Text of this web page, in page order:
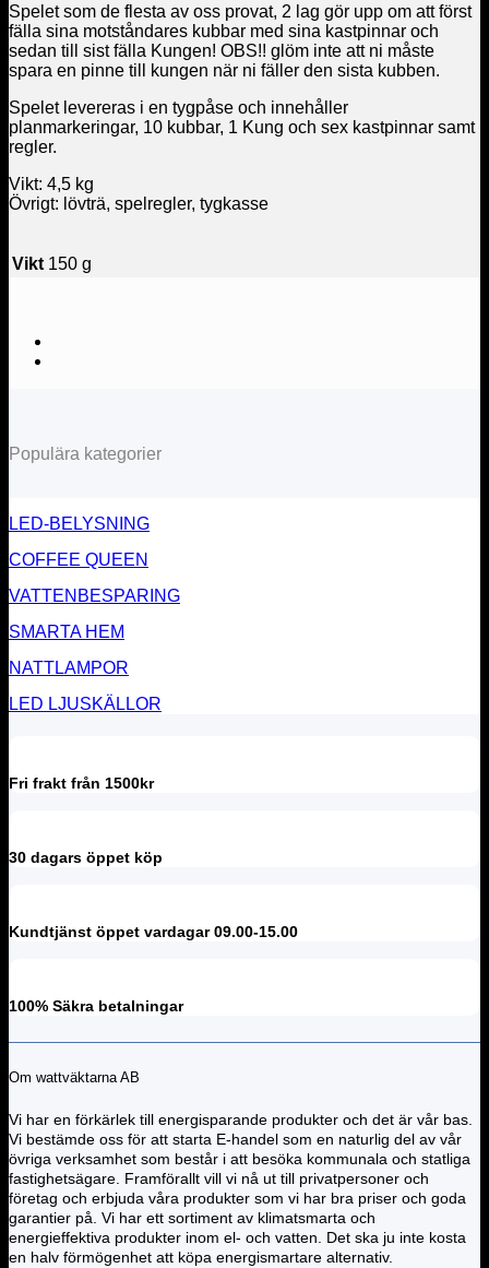
Spelet som de flesta av oss provat, 2 lag gör upp om att först
fälla sina motståndares kubbar med sina kastpinnar och
sedan till sist fälla Kungen! OBS!! glöm inte att ni måste
spara en pinne till kungen när ni fäller den sista kubben.
Spelet levereras i en tygpåse och innehåller
planmarkeringar, 10 kubbar, 1 Kung och sex kastpinnar samt
regler.
Vikt: 4,5 kg
Övrigt: lövträ, spelregler, tygkasse
Vikt 150 g
Populära kategorier
LED-BELYSNING
COFFEE QUEEN
VATTENBESPARING
SMARTA HEM
NATTLAMPOR
LED LJUSKÄLLOR
Fri frakt från 1500kr
30 dagars öppet köp
Kundtjänst öppet vardagar 09.00-15.00
100% Säkra betalningar
Om wattväktarna AB
Vi har en förkärlek till energisparande produkter och det är vår bas.
Vi bestämde oss för att starta E-handel som en naturlig del av vår
övriga verksamhet som består i att besöka kommunala och statliga
fastighetsägare. Framförallt vill vi nå ut till privatpersoner och
företag och erbjuda våra produkter som vi har bra priser och goda
garantier på. Vi har ett sortiment av klimatsmarta och
energieffektiva produkter inom el- och vatten. Det ska ju inte kosta
en halv förmögenhet att köpa energismartare alternativ.